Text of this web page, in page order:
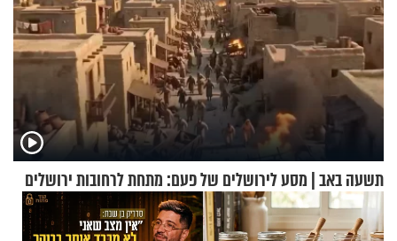
תשעה באב | מסע לירושלים של פעם: מתחת לרחובות ירושלים